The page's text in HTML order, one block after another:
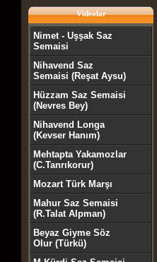
Videolar
Nimet - Uşşak Saz
Semaisi
Nihavend Saz
Semaisi (Reşat Aysu)
Hüzzam Saz Semaisi
(Nevres Bey)
Nihavend Longa
(Kevser Hanım)
Mehtapta Yakamozlar
(C.Tanrıkorur)
Mozart Türk Marşı
Mahur Saz Semaisi
(R.Talat Alpman)
Beyaz Giyme Söz
Olur (Türkü)